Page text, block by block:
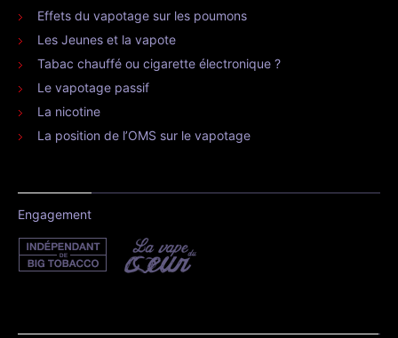
Effets du vapotage sur les poumons
Les Jeunes et la vapote
Tabac chauffé ou cigarette électronique ?
Le vapotage passif
La nicotine
La position de l’OMS sur le vapotage
Engagement